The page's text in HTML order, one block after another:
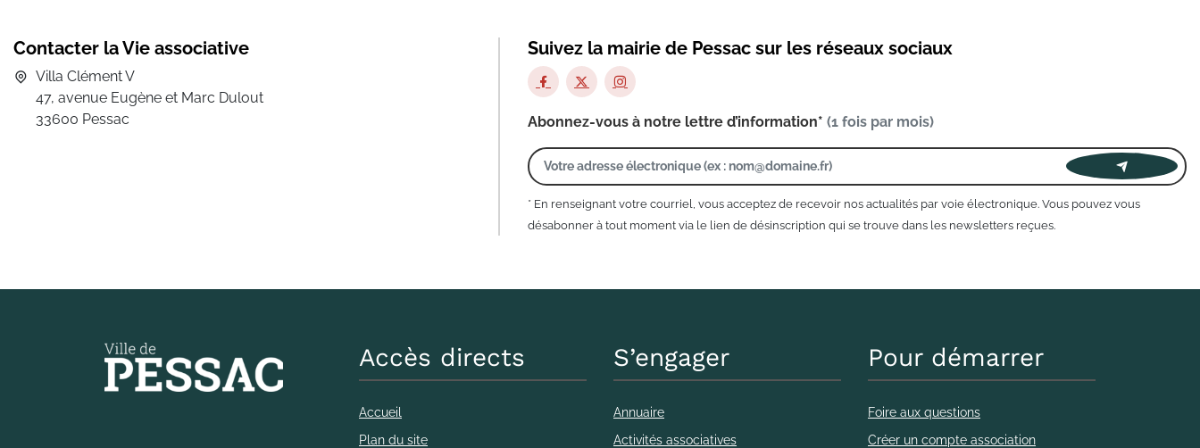
Contacter la Vie associative
Villa Clément V
47, avenue Eugène et Marc Dulout
33600 Pessac
Suivez la mairie de Pessac sur les réseaux sociaux
Abonnez-vous à notre lettre d’information* (1 fois par mois)
* En renseignant votre courriel, vous acceptez de recevoir nos actualités par voie électronique. Vous pouvez vous
désabonner à tout moment via le lien de désinscription qui se trouve dans les newsletters reçues.
Accès directs
Accueil
Plan du site
S’engager
Annuaire
Activités associatives
Pour démarrer
Foire aux questions
Créer un compte association